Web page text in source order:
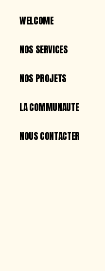
WELCOME
NOS SERVICES
NOS PROJETS
LA COMMUNAUTÉ
NOUS CONTACTER